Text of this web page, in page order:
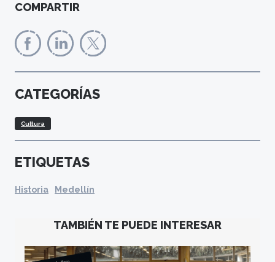
COMPARTIR
CATEGORÍAS
Cultura
ETIQUETAS
Historia Medellín
TAMBIÉN TE PUEDE INTERESAR